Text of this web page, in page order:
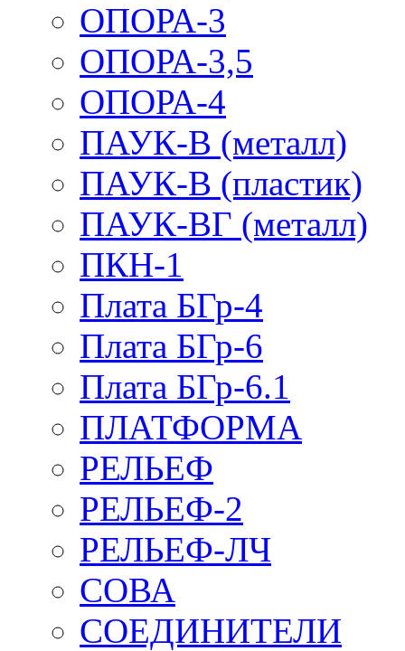
ОПОРА-3
ОПОРА-3,5
ОПОРА-4
ПАУК-В (металл)
ПАУК-В (пластик)
ПАУК-ВГ (металл)
ПКН-1
Плата БГр-4
Плата БГр-6
Плата БГр-6.1
ПЛАТФОРМА
РЕЛЬЕФ
РЕЛЬЕФ-2
РЕЛЬЕФ-ЛЧ
СОВА
СОЕДИНИТЕЛИ